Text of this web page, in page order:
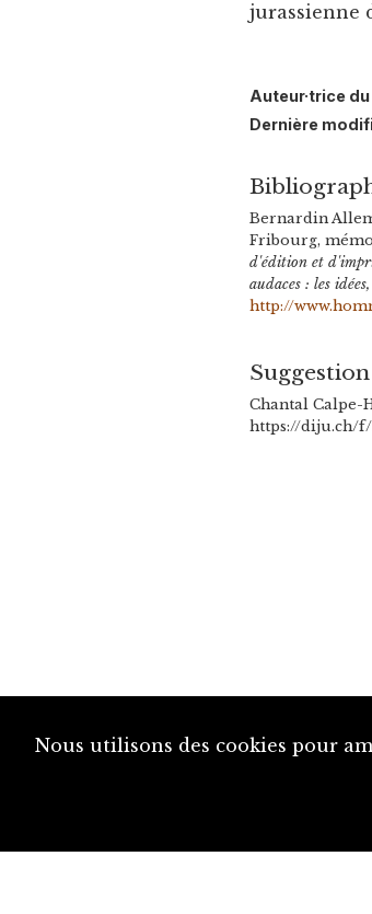
jurassienne
Auteur·trice
Dernière
Bernardin
Fribourg,
d'édition et
audaces : les
http://
Chantal Calpe-
https://diju.ch/f/
Nous utilisons des cookies pour